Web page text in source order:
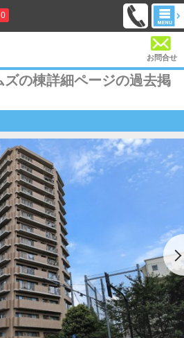
0
お問合せ
の棟詳細ページの過去掲